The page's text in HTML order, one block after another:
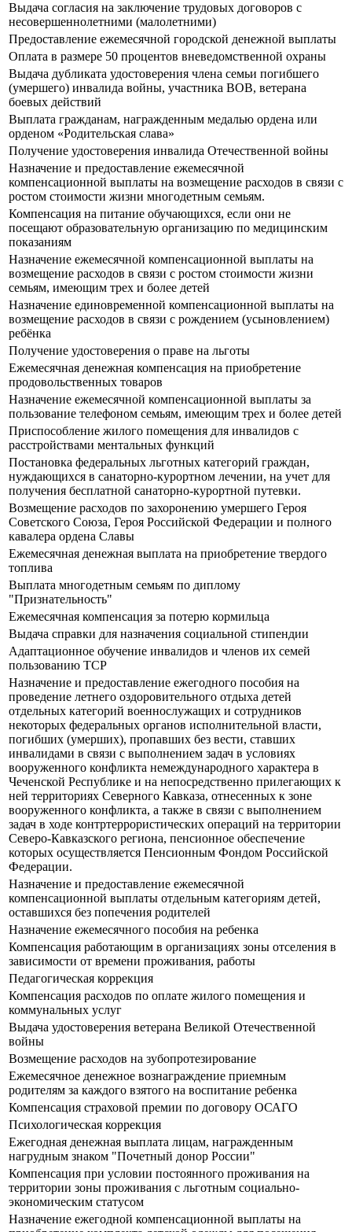
Выдача согласия на заключение трудовых договоров с
несовершеннолетними (малолетними)
Предоставление ежемесячной городской денежной выплаты
Оплата в размере 50 процентов вневедомственной охраны
Выдача дубликата удостоверения члена семьи погибшего
(умершего) инвалида войны, участника ВОВ, ветерана
боевых действий
Выплата гражданам, награжденным медалью ордена или
орденом «Родительская слава»
Получение удостоверения инвалида Отечественной войны
Назначение и предоставление ежемесячной
компенсационной выплаты на возмещение расходов в связи с
ростом стоимости жизни многодетным семьям.
Компенсация на питание обучающихся, если они не
посещают образовательную организацию по медицинским
показаниям
Назначение ежемесячной компенсационной выплаты на
возмещение расходов в связи с ростом стоимости жизни
семьям, имеющим трех и более детей
Назначение единовременной компенсационной выплаты на
возмещение расходов в связи с рождением (усыновлением)
ребёнка
Получение удостоверения о праве на льготы
Ежемесячная денежная компенсация на приобретение
продовольственных товаров
Назначение ежемесячной компенсационной выплаты за
пользование телефоном семьям, имеющим трех и более детей
Приспособление жилого помещения для инвалидов с
расстройствами ментальных функций
Постановка федеральных льготных категорий граждан,
нуждающихся в санаторно-курортном лечении, на учет для
получения бесплатной санаторно-курортной путевки.
Возмещение расходов по захоронению умершего Героя
Советского Союза, Героя Российской Федерации и полного
кавалера ордена Славы
Ежемесячная денежная выплата на приобретение твердого
топлива
Выплата многодетным семьям по диплому
"Признательность"
Ежемесячная компенсация за потерю кормильца
Выдача справки для назначения социальной стипендии
Адаптационное обучение инвалидов и членов их семей
пользованию ТСР
Назначение и предоставление ежегодного пособия на
проведение летнего оздоровительного отдыха детей
отдельных категорий военнослужащих и сотрудников
некоторых федеральных органов исполнительной власти,
погибших (умерших), пропавших без вести, ставших
инвалидами в связи с выполнением задач в условиях
вооруженного конфликта немеждународного характера в
Чеченской Республике и на непосредственно прилегающих к
ней территориях Северного Кавказа, отнесенных к зоне
вооруженного конфликта, а также в связи с выполнением
задач в ходе контртеррористических операций на территории
Северо-Кавказского региона, пенсионное обеспечение
которых осуществляется Пенсионным Фондом Российской
Федерации.
Назначение и предоставление ежемесячной
компенсационной выплаты отдельным категориям детей,
оставшихся без попечения родителей
Назначение ежемесячного пособия на ребенка
Компенсация работающим в организациях зоны отселения в
зависимости от времени проживания, работы
Педагогическая коррекция
Компенсация расходов по оплате жилого помещения и
коммунальных услуг
Выдача удостоверения ветерана Великой Отечественной
войны
Возмещение расходов на зубопротезирование
Ежемесячное денежное вознаграждение приемным
родителям за каждого взятого на воспитание ребенка
Компенсация страховой премии по договору ОСАГО
Психологическая коррекция
Ежегодная денежная выплата лицам, награжденным
нагрудным знаком "Почетный донор России"
Компенсация при условии постоянного проживания на
территории зоны проживания с льготным социально-
экономическим статусом
Назначение ежегодной компенсационной выплаты на